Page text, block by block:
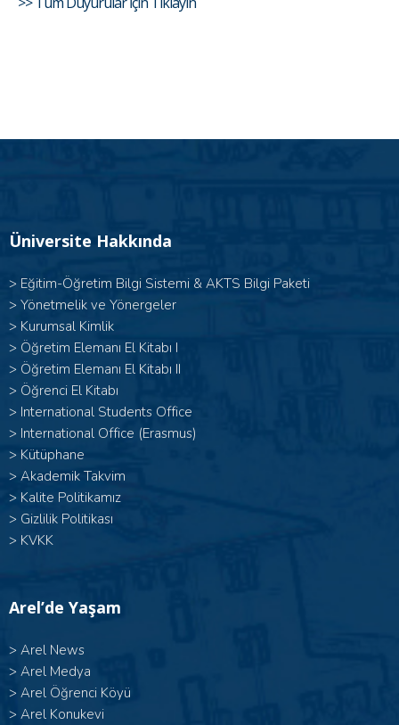
Üniversite Hakkında
> Eğitim-Öğretim Bilgi Sistemi & AKTS Bilgi Paketi
> Yönetmelik ve Yönergeler
> Kurumsal Kimlik
> Öğretim Elemanı El Kitabı I
> Öğretim Elemanı El Kitabı II
> Öğrenci El Kitabı
> International Students Office
> International Office (Erasmus)
> Kütüphane
> Akademik Takvim
> Kalite Politikamız
> Gizlilik Politikası
> KVKK
Arel’de Yaşam
> Arel News
> Arel Medya
> Arel Öğrenci Köyü
> Arel Konukevi